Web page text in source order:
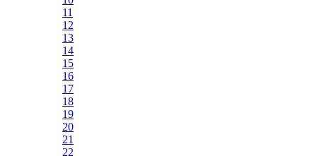
11
12
13
14
15
16
17
18
19
20
21
22